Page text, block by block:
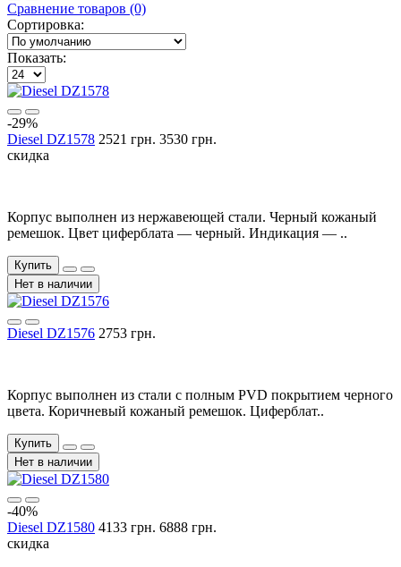
Сравнение товаров (0)
Сортировка:
Показать:
-29%
Diesel DZ1578 2521 грн. 3530 грн.
скидка
Корпус выполнен из нержавеющей стали. Черный кожаный
ремешок. Цвет циферблата — черный. Индикация — ..
Купить
Нет в наличии
Diesel DZ1576 2753 грн.
Корпус выполнен из стали с полным PVD покрытием черного
цвета. Коричневый кожаный ремешок. Циферблат..
Купить
Нет в наличии
-40%
Diesel DZ1580 4133 грн. 6888 грн.
скидка